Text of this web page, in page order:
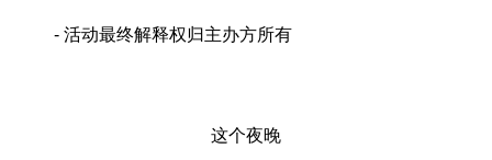
- 活动最终解释权归主办方所有
这个夜晚